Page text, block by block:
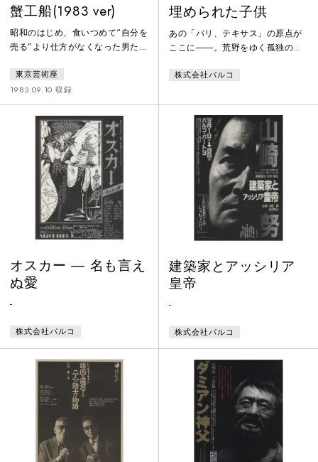
蟹工船(1983 ver)
昭和のはじめ、食いつめて“自分を
売る”より仕方がなくなった男たち
光丸は荒海でメリメリと音をたて
て鳴っている。重労働と粗悪な飯
で身体を悪くした漁夫や雑夫が、
何人も北の海で死んでいく。「こ
のままでは殺される」遂に自分た
ちの力でストライキを起こし“要
求”を突き出した。しかし、待って
いたのは味方と思っていた帝国海
軍による弾圧と逮捕であった。だ
が、彼らは立ち上がった。もう一
東京芸術座
1983.09.10 収録
埋められた子供
あの「パリ、テキサス」の原点が
ここに――。荒野をゆく孤独の
える。深い闇の奥に隠された血の
ちの衝撃の肖像！
株式会社パルコ
オスカー ― 名も言え
ぬ愛
-
株式会社パルコ
建築家とアッシリア
皇帝
-
株式会社パルコ